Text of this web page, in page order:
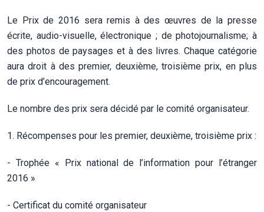
Le Prix de 2016 sera remis à des œuvres de la presse
écrite, audio-visuelle, électronique ; de photojournalisme; à
des photos de paysages et à des livres. Chaque catégorie
aura droit à des premier, deuxième, troisième prix, en plus
de prix d’encouragement.
Le nombre des prix sera décidé par le comité organisateur.
1. Récompenses pour les premier, deuxième, troisième prix :
- Trophée « Prix national de l’information pour l’étranger
2016 »
- Certificat du comité organisateur